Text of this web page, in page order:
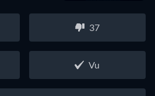
37
Vu